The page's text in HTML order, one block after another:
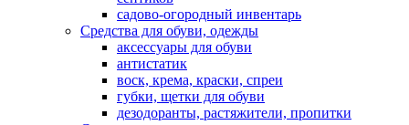
садово-огородный инвентарь
Средства для обуви, одежды
аксессуары для обуви
антистатик
воск, крема, краски, спреи
губки, щетки для обуви
дезодоранты, растяжители, пропитки